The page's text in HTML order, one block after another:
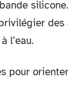
l’eau.
pour